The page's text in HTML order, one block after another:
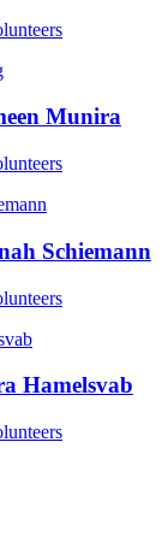
Munira
Schiemann
Hamelsvab